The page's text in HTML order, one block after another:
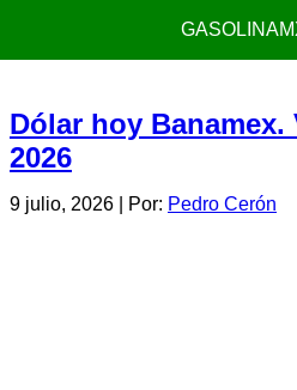
Dólar hoy Banamex.
2026
9 julio, 2026 | Por: Pedro Cerón